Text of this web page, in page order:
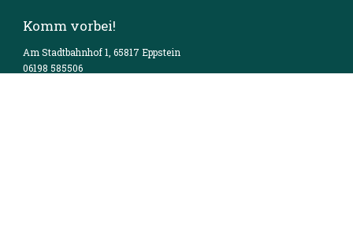
Komm vorbei!
Am Stadtbahnhof 1, 65817 Eppstein
06198 585506